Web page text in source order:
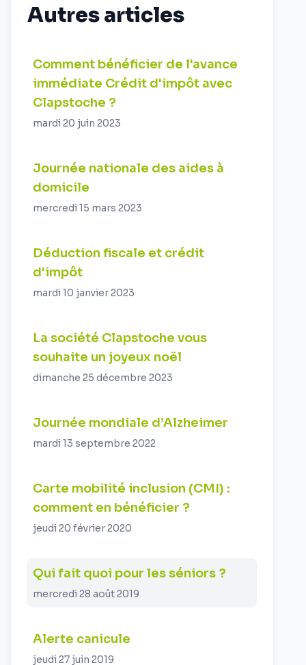
Autres articles
Comment bénéficier de l'avance
immédiate Crédit d'impôt avec
Clapstoche ?
mardi 20 juin 2023
Journée nationale des aides à
domicile
mercredi 15 mars 2023
Déduction fiscale et crédit
d'impôt
mardi 10 janvier 2023
La société Clapstoche vous
souhaite un joyeux noël
dimanche 25 décembre 2023
Journée mondiale d’Alzheimer
mardi 13 septembre 2022
Carte mobilité inclusion (CMI) :
comment en bénéficier ?
jeudi 20 février 2020
Qui fait quoi pour les séniors ?
mercredi 28 août 2019
Alerte canicule
jeudi 27 juin 2019